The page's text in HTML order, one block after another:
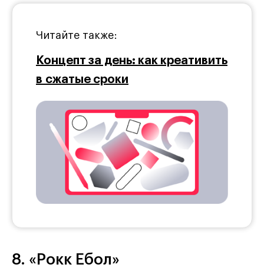
Читайте также:
Концепт за день: как креативить
в сжатые сроки
8. «Рокк Ебол»